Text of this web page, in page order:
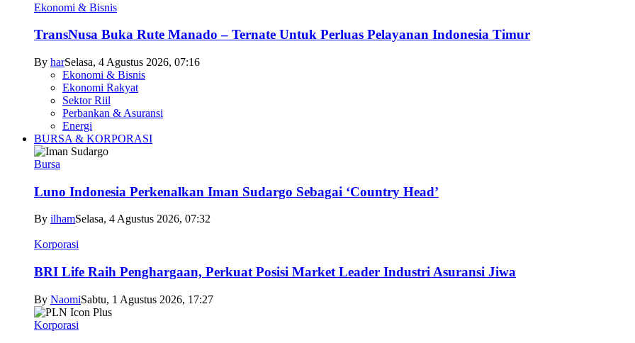
Ekonomi & Bisnis
TransNusa Buka Rute Manado – Ternate Untuk Perluas Pelayanan Indonesia Timur
By harSelasa, 4 Agustus 2026, 07:16
Ekonomi & Bisnis
Ekonomi Rakyat
Sektor Riil
Perbankan & Asuransi
Energi
BURSA & KORPORASI
Bursa
Luno Indonesia Perkenalkan Iman Sudargo Sebagai ‘Country Head’
By ilhamSelasa, 4 Agustus 2026, 07:32
Korporasi
BRI Life Raih Penghargaan, Perkuat Posisi Market Leader Industri Asuransi Jiwa
By NaomiSabtu, 1 Agustus 2026, 17:27
Korporasi